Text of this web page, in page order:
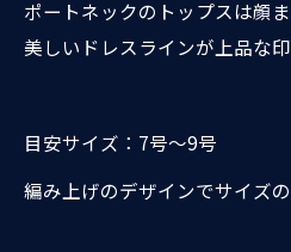
ポートネックのトップスは顔
美しいドレスラインが上品な
目安サイズ：7号～9号
編み上げのデザインでサイズの